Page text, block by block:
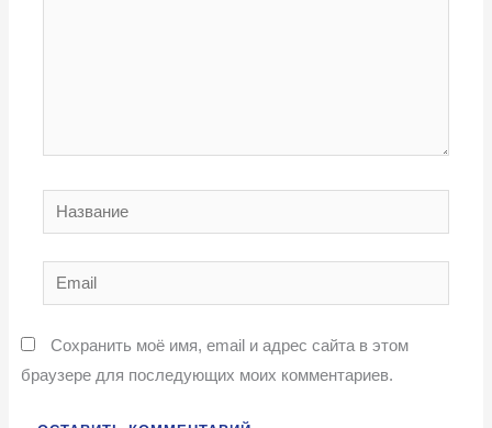
Название
Email
Сохранить моё имя, email и адрес сайта в этом
браузере для последующих моих комментариев.